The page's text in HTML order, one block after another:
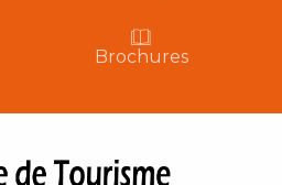
Brochures